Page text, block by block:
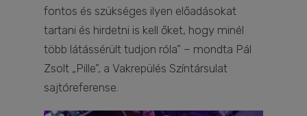
fontos és szükséges ilyen előadásokat
tartani és hirdetni is kell őket, hogy minél
több látássérült tudjon róla” – mondta Pál
Zsolt „Pille”, a Vakrepülés Színtársulat
sajtóreferense.